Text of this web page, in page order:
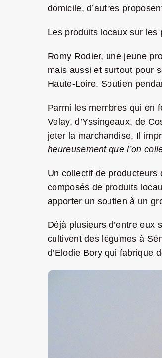
domicile, d’autres
Les produits locaux sur les
Romy Rodier, une jeune
mais aussi et surtout pour
Haute-Loire. Soutien
Parmi les membres qui en
Velay, d’Yssingeaux, de
jeter la marchandise, Il
heureusement que l’on
Un collectif de producteurs
composés de produits
apporter un soutien à un
Déjà plusieurs d’entre eux
cultivent des légumes à
d’Elodie Bory qui fabrique